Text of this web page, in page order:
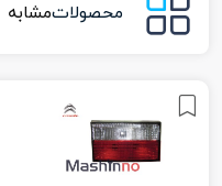
محصولاتمشابه